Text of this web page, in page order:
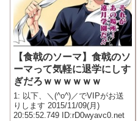
【食戟のソーマ】食戟のソ
ーマって気軽に退学にしす
ぎだろｗｗｗｗｗｗ
1: 以下、＼(^o^)／でVIPがお送
りします 2015/11/09(月)
20:55:52.749 ID:rD0wyavc0.net